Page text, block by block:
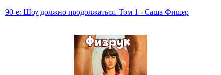
90-е: Шоу должно продолжаться. Том 1 - Саша Фишер